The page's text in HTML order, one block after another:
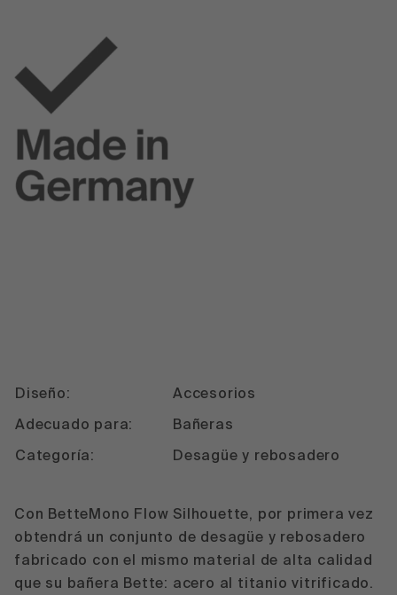
Diseño: Accesorios
Adecuado para: Bañeras
Categoría: Desagüe y rebosadero
Con BetteMono Flow Silhouette, por primera vez
obtendrá un conjunto de desagüe y rebosadero
fabricado con el mismo material de alta calidad
que su bañera Bette: acero al titanio vitrificado.